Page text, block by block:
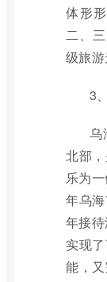
体形
二、
级旅游
3
乌
北部
乐为
年乌
年接
实现
能，